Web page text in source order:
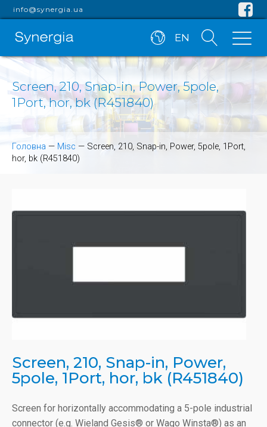
info@synergia.ua
EN
Screen, 210, Snap-in, Power, 5pole,
1Port, hor, bk (R451840)
Головна — Misc — Screen, 210, Snap-in, Power, 5pole, 1Port,
hor, bk (R451840)
Screen, 210, Snap-in, Power,
5pole, 1Port, hor, bk (R451840)
Screen for horizontally accommodating a 5-pole industrial
connector (e.g. Wieland Gesis® or Wago Winsta®) as an